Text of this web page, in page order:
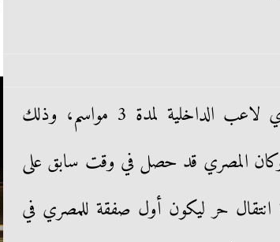
حصل النادي المصري على توقيع سمير فكري لاعب الداخلية لمدة 3 مواسم، وذلك
المصري قد حصل في وقت سابق على
انتقال حر ليكون أول صفقة للمصري في